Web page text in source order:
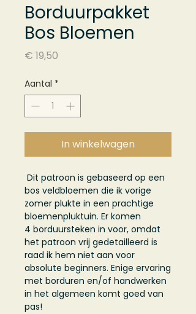
Borduurpakket
Bos Bloemen
€ 19,50
Aantal *
In winkelwagen
Dit patroon is gebaseerd op een
bos veldbloemen die ik vorige
zomer plukte in een prachtige
bloemenpluktuin. Er komen
4 borduursteken in voor, omdat
het patroon vrij gedetailleerd is
raad ik hem niet aan voor
absolute beginners. Enige ervaring
met borduren en/of handwerken
in het algemeen komt goed van
pas!